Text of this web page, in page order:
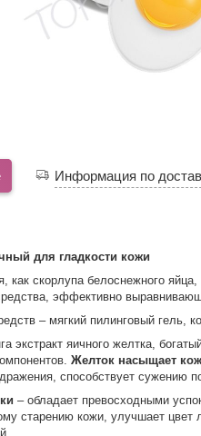
Информация по
для гладкости кожи
как скорлупа белоснежного
эффективно
– мягкий пилинговый гель,
экстракт яичного желтка,
Желток насыщает
способствует сужению
– обладает превосходными
старению кожи, улучшает цвет